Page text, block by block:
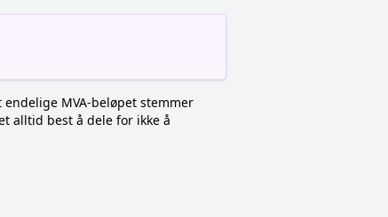
endelige MVA-beløpet stemmer
alltid best å dele for ikke å